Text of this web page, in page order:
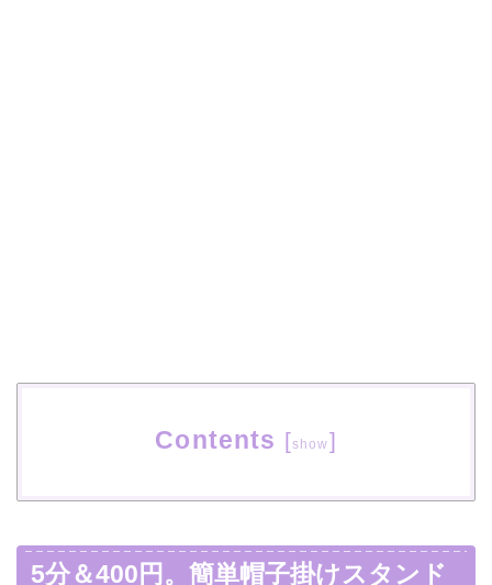
Contents [show]
5分＆400円。簡単帽子掛けスタンド